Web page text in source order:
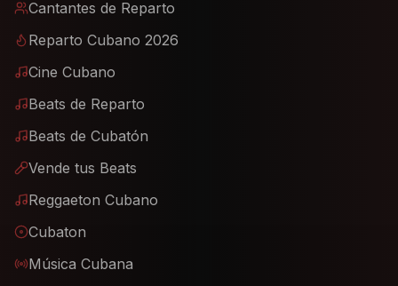
Cantantes de Reparto
Reparto Cubano 2026
Cine Cubano
Beats de Reparto
Beats de Cubatón
Vende tus Beats
Reggaeton Cubano
Cubaton
Música Cubana